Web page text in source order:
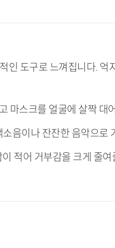
인 도구로 느껴집니다. 억
마스크를 얼굴에 살짝 대
음이나 잔잔한 음악으로
적어 거부감을 크게 줄여